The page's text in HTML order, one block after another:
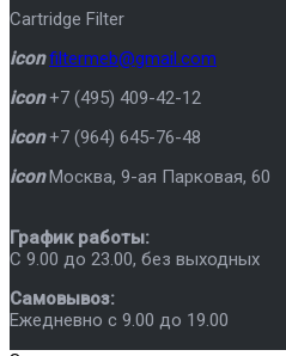
Cartridge Filter
icon filtermeb@gmail.com
icon +7 (495) 409-42-12
icon +7 (964) 645-76-48
icon Москва, 9-ая Парковая, 60
График работы:
C 9.00 до 23.00, без выходных
Самовывоз:
Ежедневно с 9.00 до 19.00